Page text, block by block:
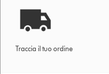
Traccia il tuo ordine